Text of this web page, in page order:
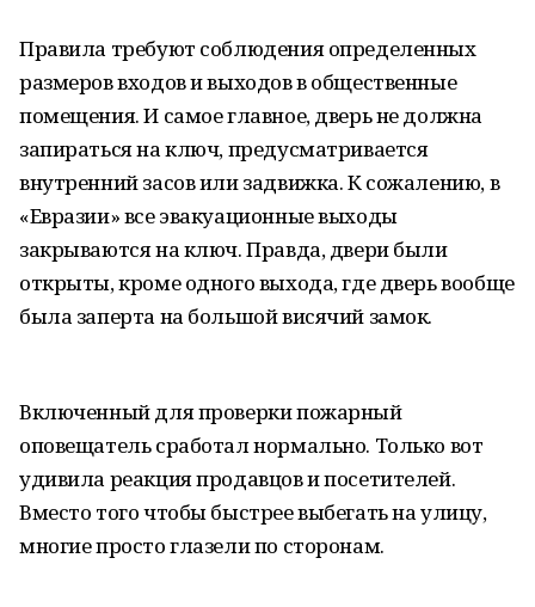
Правила требуют соблюдения определенных
размеров входов и выходов в общественные
помещения. И самое главное, дверь не должна
запираться на ключ, предусматривается
внутренний засов или задвижка. К сожалению, в
«Евразии» все эвакуационные выходы
закрываются на ключ. Правда, двери были
открыты, кроме одного выхода, где дверь вообще
была заперта на большой висячий замок.
Включенный для проверки пожарный
оповещатель сработал нормально. Только вот
удивила реакция продавцов и посетителей.
Вместо того чтобы быстрее выбегать на улицу,
многие просто глазели по сторонам.